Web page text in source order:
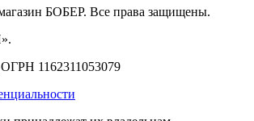
БОБЕР. Все права защищены.
1162311053079